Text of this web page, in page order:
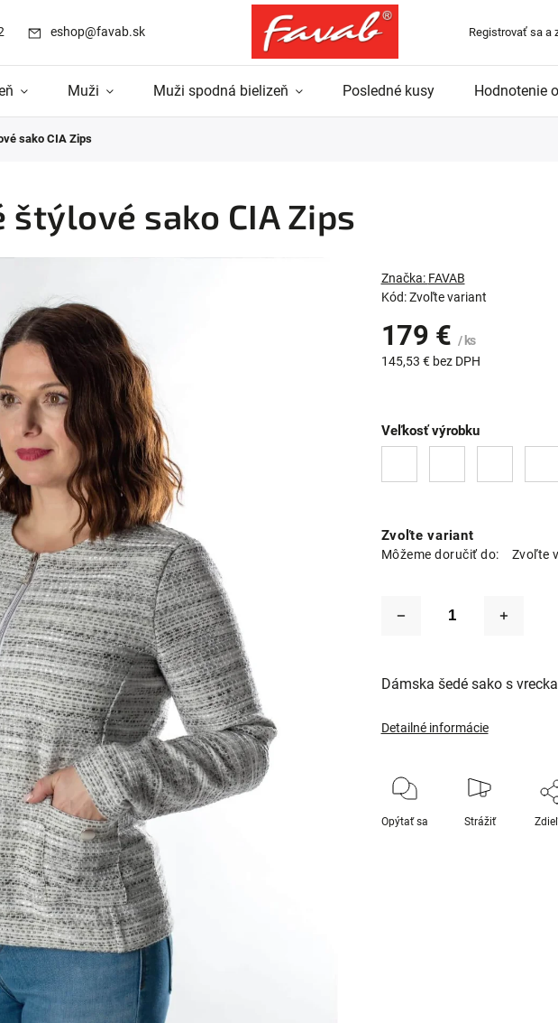
eshop@favab.sk Registrovať sa a
Muži Muži spodná bielizeň Posledné kusy Hodnotenie
sako CIA Zips
štýlové sako CIA Zips
Kód: Zvoľte variant
Značka: FAVAB
179 € / ks
145,53 € bez DPH
Zvoľte variant
Môžeme doručiť do: Zvoľte
Veľkosť výrobku
Dámska šedé sako s
Detailné informácie
Opýtať sa Strážiť